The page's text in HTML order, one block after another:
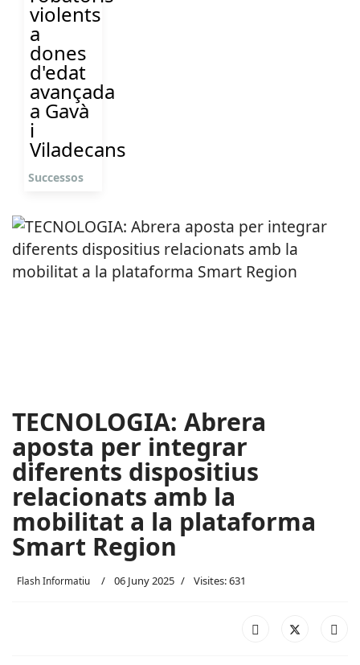
violents
a
dones
d'edat
avançada
a Gavà
i
Viladecans
Successos
TECNOLOGIA: Abrera
aposta per integrar
diferents dispositius
relacionats amb la
mobilitat a la plataforma
Smart Region
Flash Informatiu 06 Juny 2025 Visites: 631